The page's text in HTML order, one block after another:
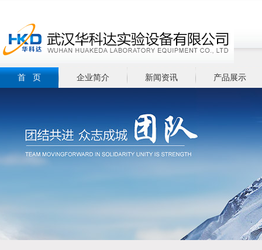
首 页 企业简介 新闻资讯 产品展示